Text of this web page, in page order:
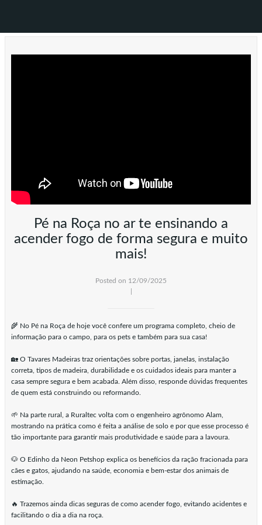
Pé na Roça no ar te ensinando a
acender fogo de forma segura e muito
mais!
Posted on 12/09/2025
🌾 No Pé na Roça de hoje você confere um programa completo, cheio de
informação para o campo, para os pets e também para sua casa!
🏡 O Tavares Madeiras traz orientações sobre portas, janelas, instalação
correta, tipos de madeira, durabilidade e os cuidados ideais para manter a
casa sempre segura e bem acabada. Além disso, responde dúvidas frequentes
de quem está construindo ou reformando.
🌱 Na parte rural, a Ruraltec volta com o engenheiro agrônomo Alam,
mostrando na prática como é feita a análise de solo e por que esse processo é
tão importante para garantir mais produtividade e saúde para a lavoura.
🐶 O Edinho da Neon Petshop explica os benefícios da ração fracionada para
cães e gatos, ajudando na saúde, economia e bem-estar dos animais de
estimação.
🔥 Trazemos ainda dicas seguras de como acender fogo, evitando acidentes e
facilitando o dia a dia na roça.